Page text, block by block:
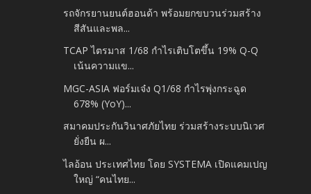
รถจักรยานยนต์ฮอนด้า พร้อมยกขบวนร่วมสร้าง
สีสันและพล...
TCAP ไตรมาส 1/68 กำไรเติบโตขึ้น 19% Q-Q
เน้นความแข...
MGC-ASIA ฟอร์มเจ๋ง Q1/68 กำไรพุ่งกระฉูด
678% (YoY)...
สมาคมประกันวินาศภัยไทย ร่วมสร้างระบบนิเวศ
ยั่งยืน ผ...
ไลอ้อน ประเทศไทย โดย SYSTEMA เปิดแคมเปญ
ใหญ่ “คนไทย...